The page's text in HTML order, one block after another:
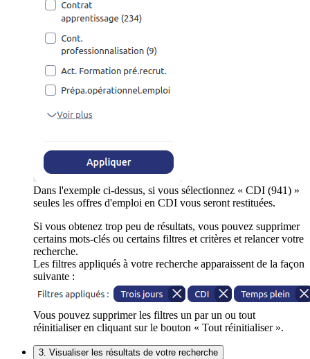
Dans l'exemple ci-dessus, si vous sélectionnez « CDI (941) »
seules les offres d'emploi en CDI vous seront restituées.
Si vous obtenez trop peu de résultats, vous pouvez supprimer
certains mots-clés ou certains filtres et critères et relancer votre
recherche.
Les filtres appliqués à votre recherche apparaissent de la façon
suivante :
Vous pouvez supprimer les filtres un par un ou tout
réinitialiser en cliquant sur le bouton « Tout réinitialiser ».
3. Visualiser les résultats de votre recherche